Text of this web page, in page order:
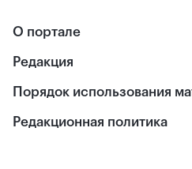
О портале
Редакция
Порядок использования
Редакционная политика